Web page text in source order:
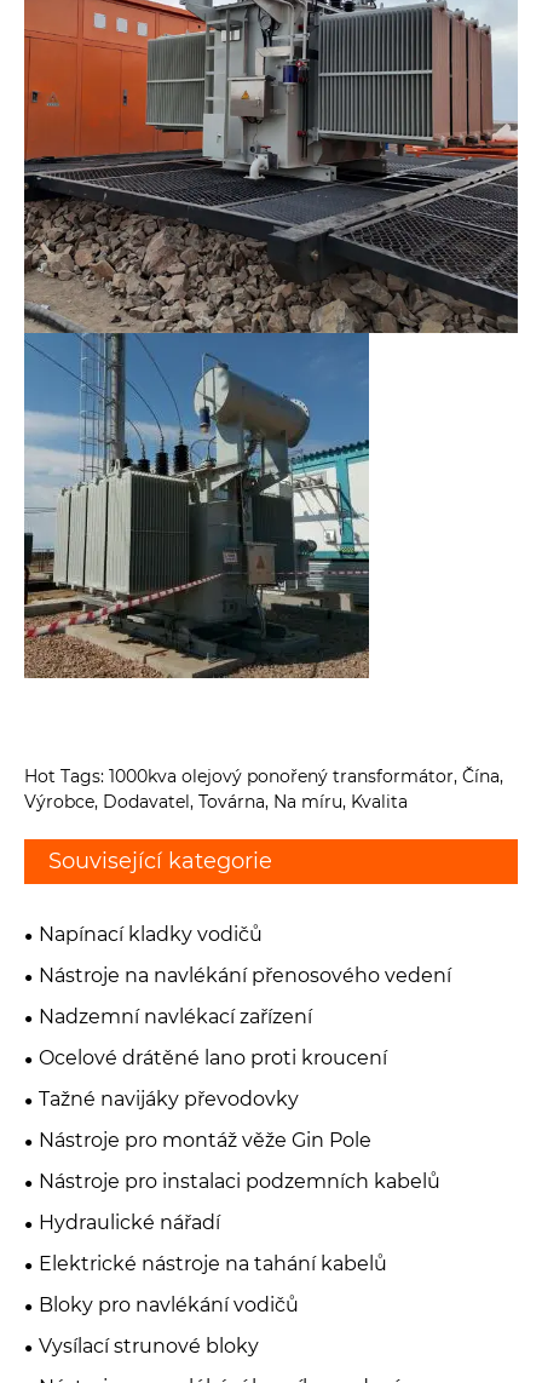
Hot Tags: 1000kva olejový ponořený transformátor, Čína,
Výrobce, Dodavatel, Továrna, Na míru, Kvalita
Související kategorie
Napínací kladky vodičů
Nástroje na navlékání přenosového vedení
Nadzemní navlékací zařízení
Ocelové drátěné lano proti kroucení
Tažné navijáky převodovky
Nástroje pro montáž věže Gin Pole
Nástroje pro instalaci podzemních kabelů
Hydraulické nářadí
Elektrické nástroje na tahání kabelů
Bloky pro navlékání vodičů
Vysílací strunové bloky